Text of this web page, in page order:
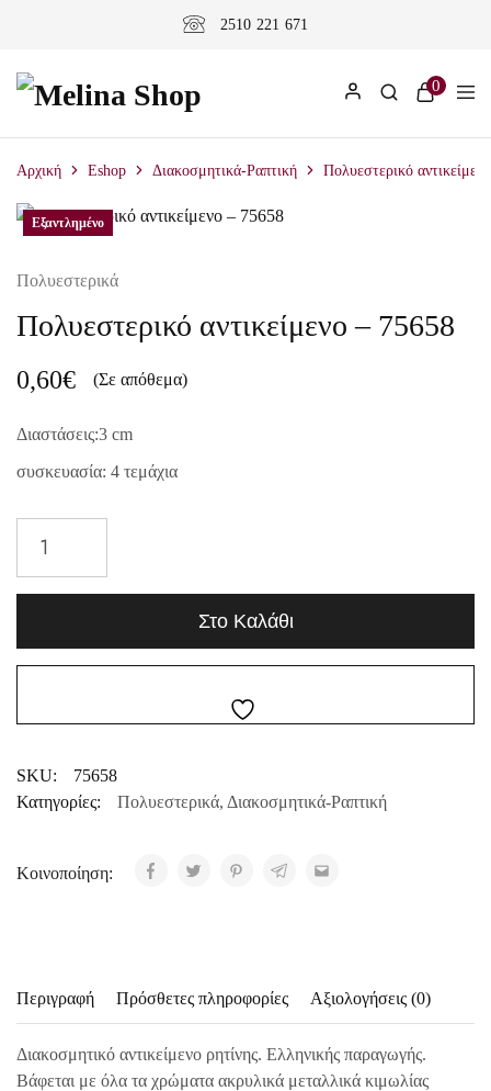
2510 221 671
0
Αρχική Eshop Διακοσμητικά-Ραπτική Πολυεστερικό
Πολυεστερικά
Πολυεστερικό αντικείμενο – 75658
0,60€ (Σε απόθεμα)
Διαστάσεις:3 cm
συσκευασία: 4 τεμάχια
Στο Καλάθι
SKU:
75658
Κατηγορίες:
Πολυεστερικά, Διακοσμητικά-Ραπτική
Κοινοποίηση:
Περιγραφή Πρόσθετες πληροφορίες Αξιολογήσεις (0)
Διακοσμητικό αντικείμενο ρητίνης. Ελληνικής παραγωγής.
Βάφεται με όλα τα χρώματα ακρυλικά μεταλλικά κιμωλίας
Εξαντλημένο